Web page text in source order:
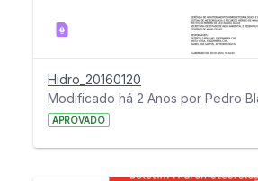
Hidro_20160120
Modificado há 2 Anos por Pedro
APROVADO